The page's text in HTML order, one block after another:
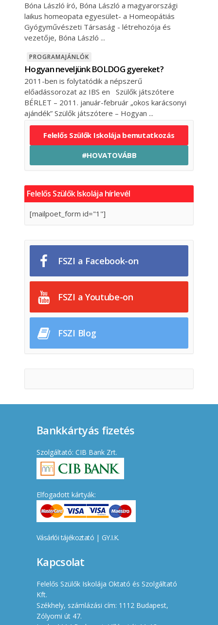
Bóna László író, Bóna László a magyarországi
laikus homeopata egyesület- a Homeopátiás
Gyógyművészeti Társaság - létrehozója és
vezetője, Bóna László
PROGRAMAJÁNLÓK
Hogyan neveljünk BOLDOG gyereket?
2011-ben is folytatódik a népszerű
előadássorozat az IBS en Szülők játszótere
BÉRLET – 2011. január-február „okos karácsonyi
ajándék” Szülők játszótere – Hogyan
Felelős Szülők Iskolája bemutatkozás
#HOVATOVÁBB
Felelős Szülők Iskolája hírlevél
[mailpoet_form id="1"]
FSZI a Facebook-on
FSZI a Youtube-on
FSZI Blog
Bankkártyás fizetés
Szolgáltató: CIB Bank Zrt.
Elfogadott kártyák:
Vásárlói tájékoztató | GY.I.K.
Kapcsolat
Felelős Szülők Iskolája Oktató és Szolgáltató
Kft.
Székhely, számlázási cím: 1112 Budapest,
Zólyomi út 47.